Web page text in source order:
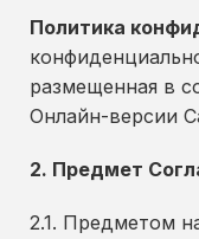
Политика
размещенная в
Онлайн-версии
2. Предмет
2.1. Предметом